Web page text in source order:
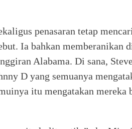
penasaran tetap
Ia bahkan memberanikan
Alabama. Di sana,
D yang semuanya
itu mengatakan mereka